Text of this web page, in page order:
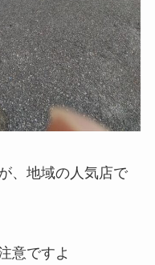
、地域の人気店で
意ですよ